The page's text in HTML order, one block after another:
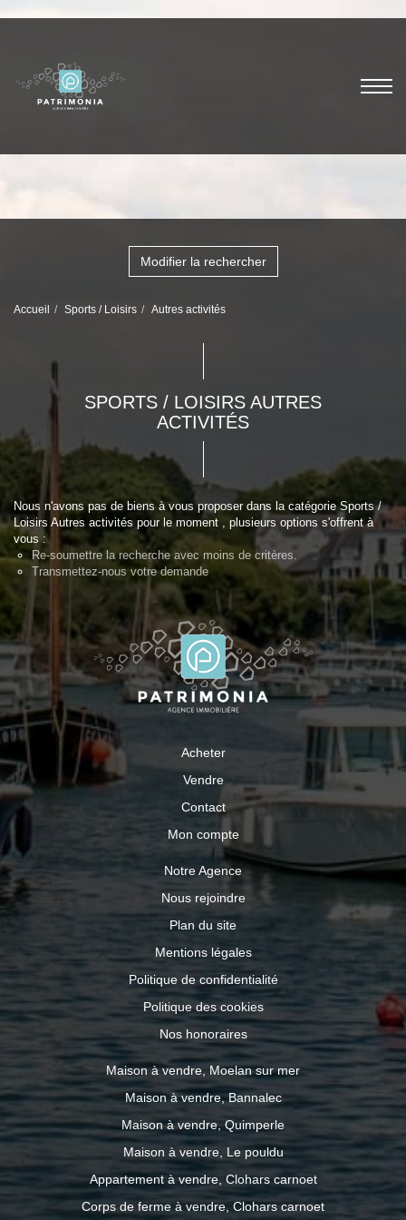
Modifier la rechercher
Accueil Sports / Loisirs Autres activités
SPORTS / LOISIRS AUTRES
ACTIVITÉS
Nous n'avons pas de biens à vous proposer dans la catégorie Sports /
Loisirs Autres activités pour le moment , plusieurs options s'offrent à
vous :
Re-soumettre la recherche avec moins de critères.
Transmettez-nous votre demande
Acheter
Vendre
Contact
Mon compte
Notre Agence
Nous rejoindre
Plan du site
Mentions légales
Politique de confidentialité
Politique des cookies
Nos honoraires
Maison à vendre, Moelan sur mer
Maison à vendre, Bannalec
Maison à vendre, Quimperle
Maison à vendre, Le pouldu
Appartement à vendre, Clohars carnoet
Corps de ferme à vendre, Clohars carnoet